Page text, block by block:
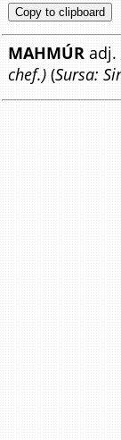
Copy to clipboard
MAHMÚR
chef.) (Sursa: